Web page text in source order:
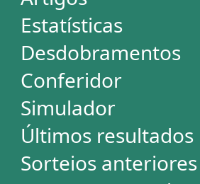
Mega-Sena
Lotofácil
Quina
+Milionária
Dia de Sorte
Super Sete
Timemania
Dupla-Sena